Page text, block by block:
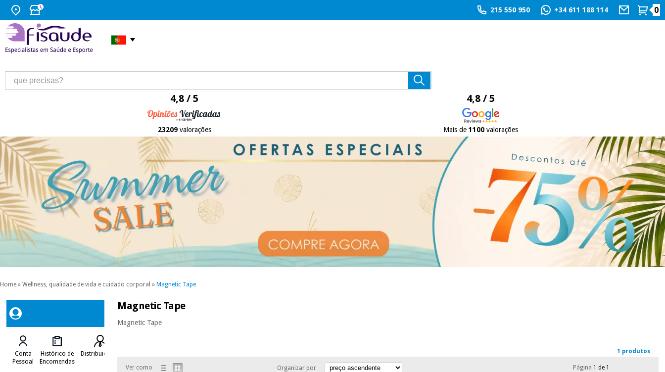
215 550 950 +34 611 188 114 0
4,8 / 5
23209valorações
4,8 / 5
Mais de 1100valorações
Home » Wellness, qualidade de vida e cuidado corporal » Magnetic Tape
Conta
Pessoal
Histórico de
Encomendas
Distribuidores
Magnetic Tape
Magnetic Tape
1 produtos
Ver como Organizar por Página 1 de 1